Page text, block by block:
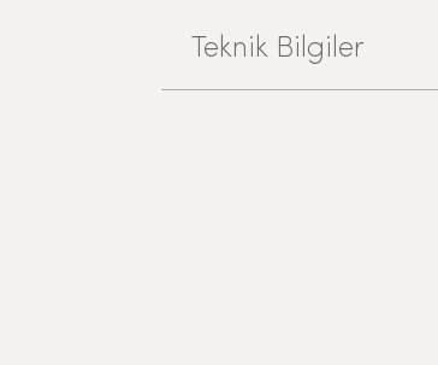
Teknik Bilgiler